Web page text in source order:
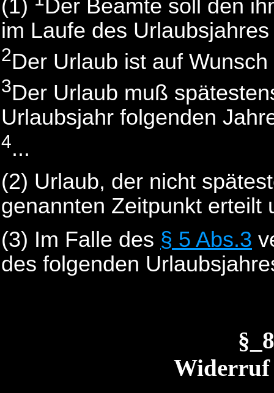
(1)
Der Beamte soll den
im Laufe des
2Der Urlaub ist auf
3Der Urlaub muß
Urlaubsjahr folgenden
4...
(2) Urlaub, der nicht
genannten Zeitpunkt erteilt
(3) Im Falle des § 5 Abs.3
des folgenden
Widerruf